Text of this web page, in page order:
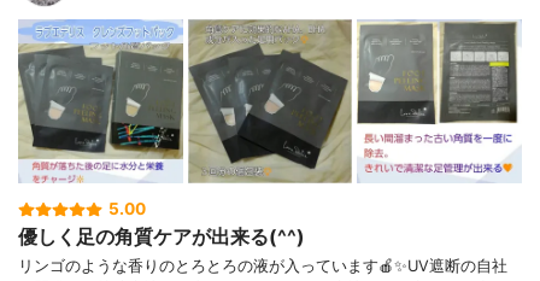
5.00
優しく足の角質ケアが出来る(^^)
リンゴのような香りのとろとろの液が入っています🍎✨UV遮断の自社